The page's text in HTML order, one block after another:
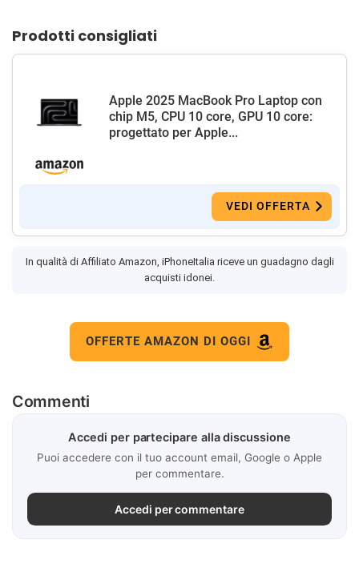
Prodotti consigliati
Apple 2025 MacBook Pro Laptop con
chip M5, CPU 10 core, GPU 10 core:
progettato per Apple...
VEDI OFFERTA
In qualità di Affiliato Amazon, iPhoneItalia riceve un guadagno dagli
acquisti idonei.
OFFERTE AMAZON DI OGGI
Commenti
Accedi per partecipare alla discussione
Puoi accedere con il tuo account email, Google o Apple
per commentare.
Accedi per commentare